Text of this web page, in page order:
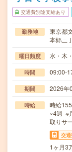
交通費別途支給あり
勤務地
東京都
本郷三
曜日頻度 水・木
時間 09:00-
期間 2026年
時給
時給
×4週 ※
取りサ
交
1ヶ月3